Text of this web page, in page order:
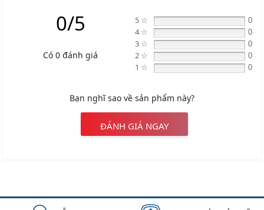
0/5
Có 0 đánh giá
5 ☆ 0
4 ☆ 0
3 ☆ 0
2 ☆ 0
1 ☆ 0
Bạn nghĩ sao về sản phẩm này?
ĐÁNH GIÁ NGAY